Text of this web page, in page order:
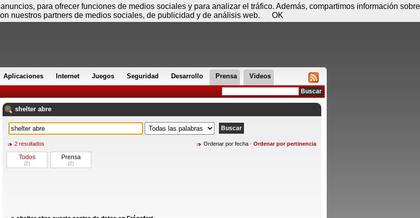
Aplicaciones Internet Juegos Seguridad Desarrollo Prensa Videos
shelter abre
2 resultados Ordenar por fecha - Ordenar por pertinencia
Todos
(2)
Prensa
(2)
Viernes 07 de agosto - 21:01 Registrar Conectar
para ofrecer funciones de medios sociales y para analizar el tráfico. Además, compartimos información sobre
nuestros partners de medios sociales, de publicidad y de análisis web.
OK